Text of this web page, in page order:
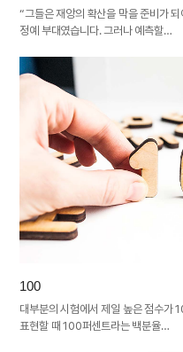
“그들은 재앙의 확산을 막을 준비가
정예 부대였습니다. 그러나 예측할…
100
대부분의 시험에서 제일 높은 점수가
표현할 때 100퍼센트라는 백분율…